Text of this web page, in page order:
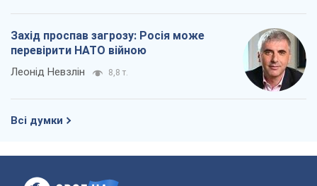
Захід проспав загрозу: Росія може
перевірити НАТО війною
Леонід Невзлін 8,8 т.
Всі думки